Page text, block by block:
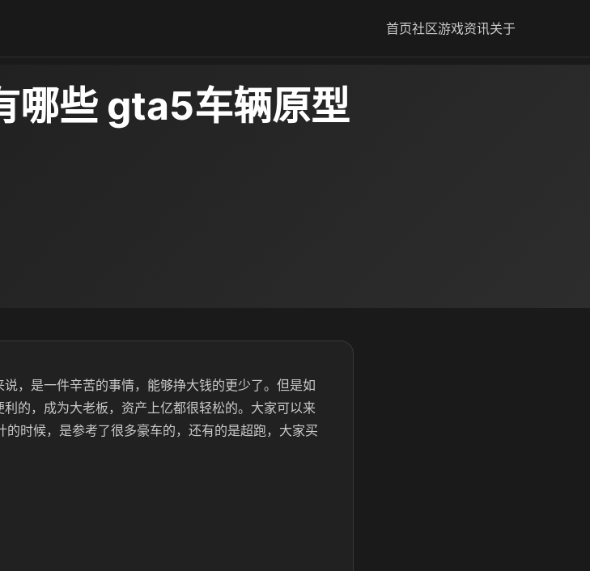
首页社区游戏资讯关于
哪些 gta5车辆原型
，是一件辛苦的事情，能够挣大钱的更少了。但是如
的，成为大老板，资产上亿都很轻松的。大家可以来
时候，是参考了很多豪车的，还有的是超跑，大家买